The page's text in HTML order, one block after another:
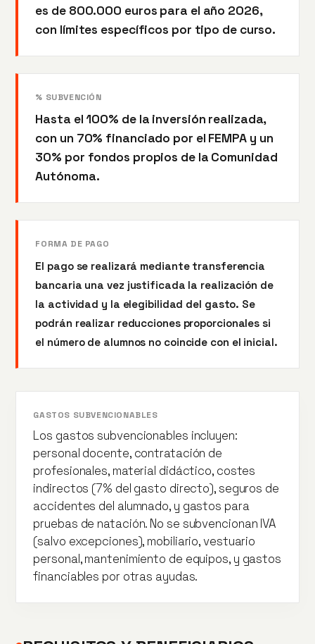
es de 800.000 euros para el año 2026,
con límites específicos por tipo de curso.
% SUBVENCIÓN
Hasta el 100% de la inversión realizada,
con un 70% financiado por el FEMPA y un
30% por fondos propios de la Comunidad
Autónoma.
FORMA DE PAGO
El pago se realizará mediante transferencia
bancaria una vez justificada la realización de
la actividad y la elegibilidad del gasto. Se
podrán realizar reducciones proporcionales si
el número de alumnos no coincide con el inicial.
GASTOS SUBVENCIONABLES
Los gastos subvencionables incluyen:
personal docente, contratación de
profesionales, material didáctico, costes
indirectos (7% del gasto directo), seguros de
accidentes del alumnado, y gastos para
pruebas de natación. No se subvencionan IVA
(salvo excepciones), mobiliario, vestuario
personal, mantenimiento de equipos, y gastos
financiables por otras ayudas.